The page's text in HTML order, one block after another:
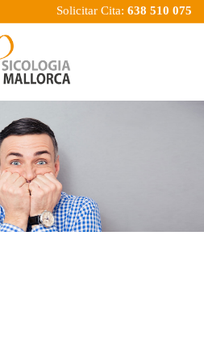
Solicitar Cita: 638 510 075